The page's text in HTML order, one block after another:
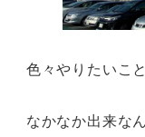
色々やりたいこ
なかなか出来な